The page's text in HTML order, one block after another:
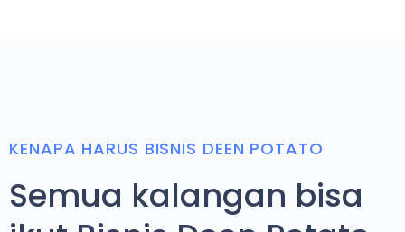
KENAPA HARUS BISNIS DEEN POTATO
Semua kalangan bisa